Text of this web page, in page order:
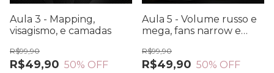
Aula 3 - Mapping,
visagismo, e camadas
R$49,90
R$99,90
50% OFF
Aula 5 - Volume russo e
mega, fans narrow e
costura de fios etc.
R$49,90
R$99,90
50% OFF